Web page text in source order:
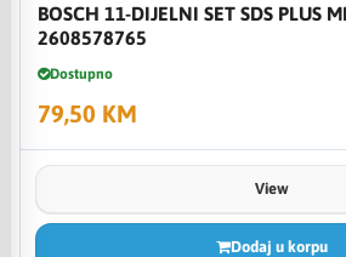
BOSCH 11-DIJELNI SET SDS PLUS
2608578765
Dostupno
79,50 KM
View
Dodaj u korpu